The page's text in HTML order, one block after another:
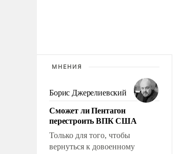
МНЕНИЯ
Борис Джерелиевский
Сможет ли Пентагон
перестроить ВПК США
Только для того, чтобы
вернуться к довоенному